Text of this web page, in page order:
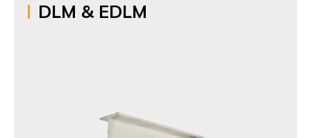
DLM & EDLM